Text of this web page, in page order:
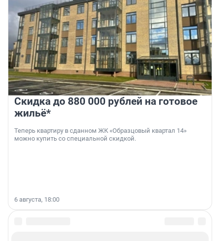
Скидка до 880 000 рублей на готовое
жильё*
Теперь квартиру в сданном ЖК «Образцовый квартал 14»
можно купить со специальной скидкой.
6 августа, 18:00